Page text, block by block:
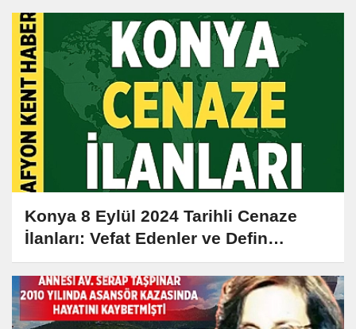
Konya 8 Eylül 2024 Tarihli Cenaze
İlanları: Vefat Edenler ve Defin
Bilgileri